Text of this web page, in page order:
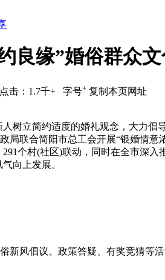
良缘”婚俗群众
击：1.7千+ 字号+ 复制本页网址
树立简约适度的婚礼观念，大力
局联合简阳市总工会开展“银婚情
个村(社区)联动，同时在全市深
向上发展。
新风倡议、政策答疑、有奖竞猜等